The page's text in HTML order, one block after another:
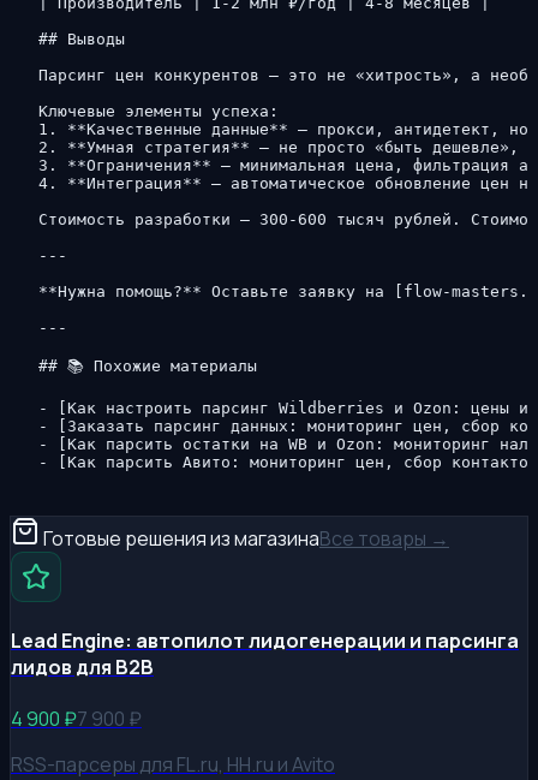
## Выводы
Парсинг цен конкурентов — это не «хитрость», а
Ключевые элементы успеха:
1. **Качественные данные** — прокси, антидетект,
2. **Умная стратегия** — не просто «быть дешевле», а
3. **Ограничения** — минимальная цена, фильтрация
4. **Интеграция** — автоматическое обновление цен на
Стоимость разработки — 300-600 тысяч рублей.
---
**Нужна помощь?** Оставьте заявку на [flow-
---
## 📚 Похожие материалы
- [Как настроить парсинг Wildberries и Ozon:
- [Заказать парсинг данных: мониторинг цен, сбор
- [Как парсить остатки на WB и Ozon: мониторинг
- [Как парсить Авито: мониторинг цен, сбор
Готовые решения из магазинаВсе товары →
Lead Engine: автопилот лидогенерации и парсинга
лидов для B2B
4 900 ₽7 900 ₽
RSS-парсеры для FL.ru, HH.ru и Avito